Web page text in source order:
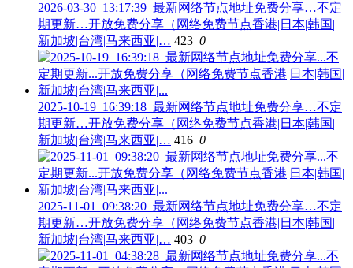
2026-03-30_13:17:39_最新网络节点地址免费分享…不定
期更新…开放免费分享（网络免费节点香港|日本|韩国|
新加坡|台湾|马来西亚|… 423 0
2025-10-19_16:39:18_最新网络节点地址免费分享…不定
期更新…开放免费分享（网络免费节点香港|日本|韩国|
新加坡|台湾|马来西亚|… 416 0
2025-11-01_09:38:20_最新网络节点地址免费分享…不定
期更新…开放免费分享（网络免费节点香港|日本|韩国|
新加坡|台湾|马来西亚|… 403 0